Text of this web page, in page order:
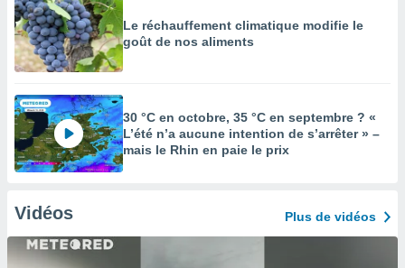
Le réchauffement climatique modifie le
goût de nos aliments
30 °C en octobre, 35 °C en septembre ? «
L’été n’a aucune intention de s’arrêter » –
mais le Rhin en paie le prix
Vidéos Plus de vidéos